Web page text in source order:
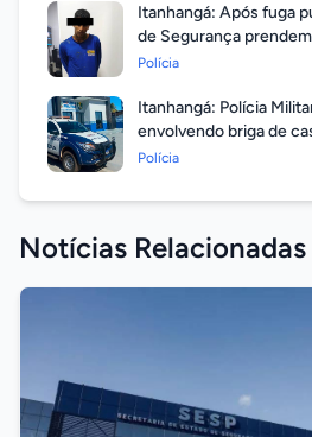
Itanhangá: Após fuga
de Segurança
em aberto por homicídio
Polícia
Itanhangá: Polícia
envolvendo briga de
prolongado
Polícia
Notícias Relacionadas